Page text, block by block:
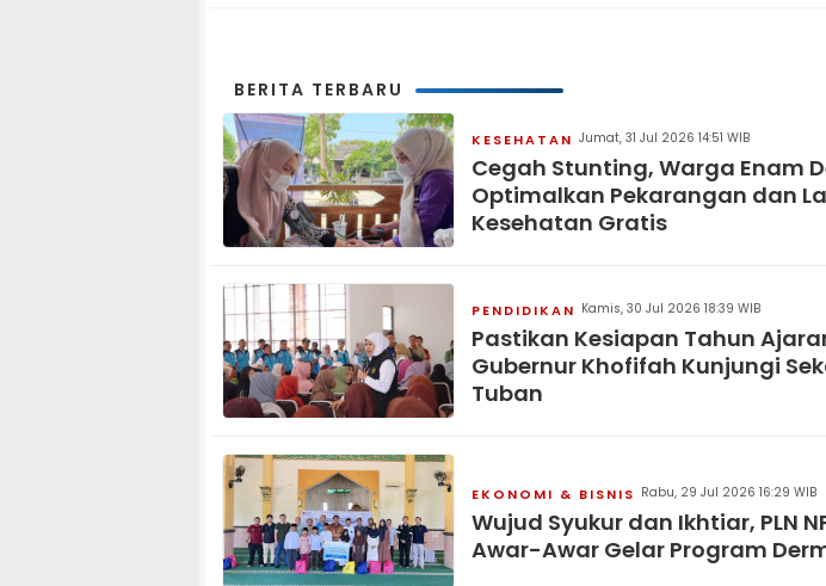
BERITA TERBARU
KESEHATAN Jumat, 31 Jul 2026 14:51 WIB
Cegah Stunting, Warga Enam
Optimalkan Pekarangan dan
Kesehatan Gratis
PENDIDIKAN Kamis, 30 Jul 2026 18:39 WIB
Pastikan Kesiapan Tahun
Gubernur Khofifah Kunjungi
Tuban
EKONOMI & BISNIS Rabu, 29 Jul 2026 16:29 WIB
Wujud Syukur dan Ikhtiar, PLN
Awar-Awar Gelar Program